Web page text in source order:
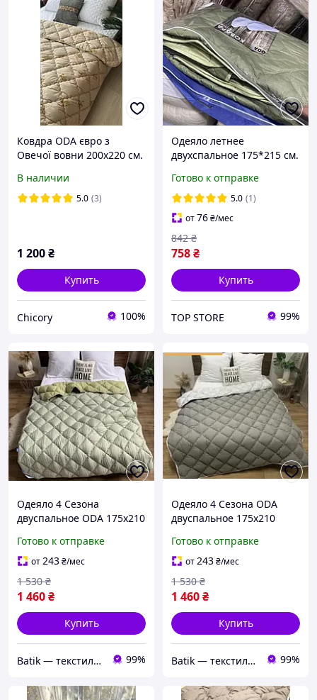
Ковдра ODA євро з
Овечої вовни 200х220 см.
Ковдра на овчині
В наличии
5.0 (3)
1 200₴
Купить
Chicory 100%
Одеяло летнее
двухспальное 175*215 см.
фабричное
сертифицированное
Готово к отправке
5.0 (1)
от76₴/мес
758₴
842 ₴
Купить
TOP STORE 99%
Одеяло 4 Сезона
двуспальное ODA 175х210
одеяло зима-лето
оливкового цвета
Готово к отправке
от243₴/мес
1 460₴
1 530 ₴
Купить
Batik — текстиль, который дарит уют вашему дому! 99%
Одеяло 4 Сезона ODA
двуспальное 175х210
одеяло зима-лето серого
цвета
Готово к отправке
от243₴/мес
1 460₴
1 530 ₴
Купить
Batik — текстиль, который дарит уют вашему дому! 99%